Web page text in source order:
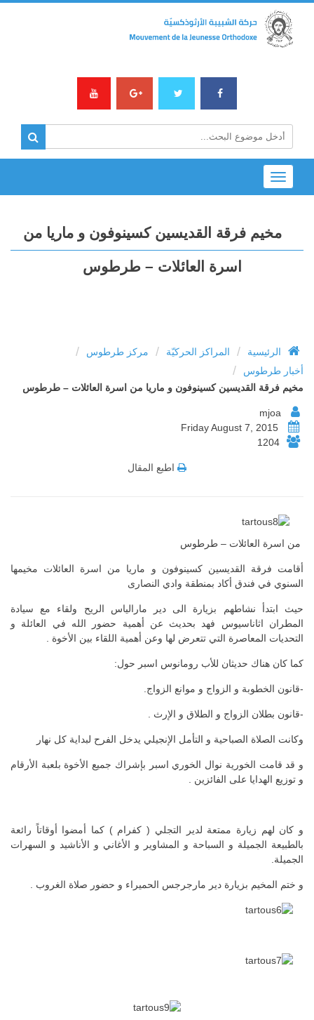
Toggle
navigation
مخيم فرقة القديسين كسينوفون و ماريا من
اسرة العائلات – طرطوس
الرئيسية / المراكز الحركيّة / مركز طرطوس /
أخبار طرطوس /
مخيم فرقة القديسين كسينوفون و ماريا من اسرة العائلات – طرطوس
1204
اطبع المقال
من اسرة العائلات – طرطوس
أقامت فرقة القديسين كسينوفون و ماريا من اسرة العائلات مخيمها
السنوي في فندق أكاد بمنطقة وادي النصارى
حيث ابتدأ نشاطهم بزيارة الى دير مارالياس الريح ولقاء مع سيادة
المطران اثاناسيوس فهد بحديث عن أهمية حضور الله في العائلة و
التحديات المعاصرة التي تتعرض لها وعن أهمية اللقاء بين الأخوة .
كما كان هناك حديثان للأب رومانوس اسبر حول:
-قانون الخطوبة و الزواج و موانع الزواج.
-قانون بطلان الزواج و الطلاق و الإرث .
وكانت الصلاة الصباحية و التأمل الإنجيلي يدخل الفرح لبداية كل نهار
و قد قامت الخورية نوال الخوري اسبر بإشراك جميع الأخوة بلعبة الأرقام
و توزيع الهدايا على الفائزين .
و كان لهم زيارة ممتعة لدير التجلي ( كفرام ) كما أمضوا أوقاتاً رائعة
بالطبيعة الجميلة و السباحة و المشاوير و الأغاني و الأناشيد و السهرات
الجميلة.
و ختم المخيم بزيارة دير مارجرجس الحميراء و حضور صلاة الغروب .